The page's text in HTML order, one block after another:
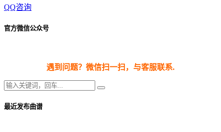
QQ咨询
官方微信公众号
遇到问题？微信扫一扫，与客服联系.
最近发布曲谱